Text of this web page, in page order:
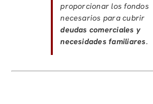
proporcionar los fondos
necesarios para cubrir
deudas comerciales y
necesidades familiares.